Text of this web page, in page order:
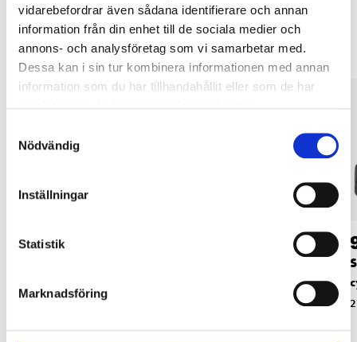
vidarebefordrar även sådana identifierare och annan
information från din enhet till de sociala medier och
annons- och analysföretag som vi samarbetar med.
Dessa kan i sin tur kombinera informationen med annan
information som du har tillhandahållit eller som de har
Nödvändig
Inställningar
Statistik
Marknadsföring
Andra kunder köpte också
4990
27-0180